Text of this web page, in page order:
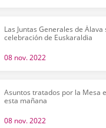
Las Juntas Generales de Álava
celebración de Euskaraldia
08 nov. 2022
Asuntos tratados por la Mesa
esta mañana
08 nov. 2022